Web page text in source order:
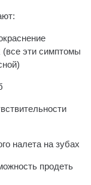
(все эти симптомы
налета на зубах
продеть